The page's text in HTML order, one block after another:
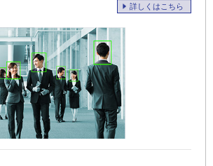
詳しくはこちら